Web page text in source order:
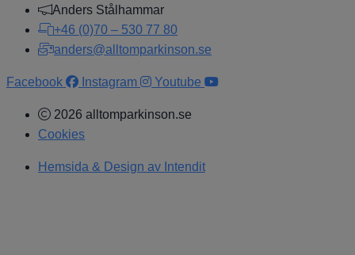
Anders Stålhammar
+46 (0)70 – 530 77 80
anders@alltomparkinson.se
Facebook Instagram Youtube
2026 alltomparkinson.se
Cookies
Hemsida & Design av Intendit